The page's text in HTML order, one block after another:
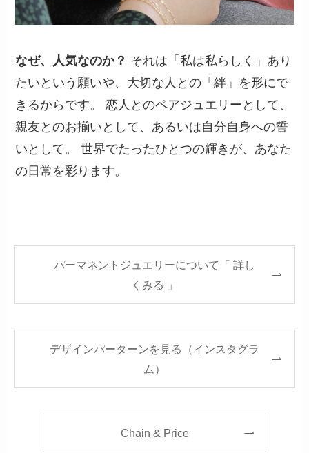
なぜ、人気なのか？ それは「私は私らしく」あり
たいという願いや、大切な人との「絆」を形にで
きるからです。 恋人とのペアジュエリーとして、
親友とのお揃いとして、あるいは自分自身への誓
いとして。 世界でたったひとつの輝きが、あなた
の日常を彩ります。
パーマネントジュエリーについて「 詳し
くみる 」
デザインパーターンを見る（インスタグラ
ム）
Chain & Price